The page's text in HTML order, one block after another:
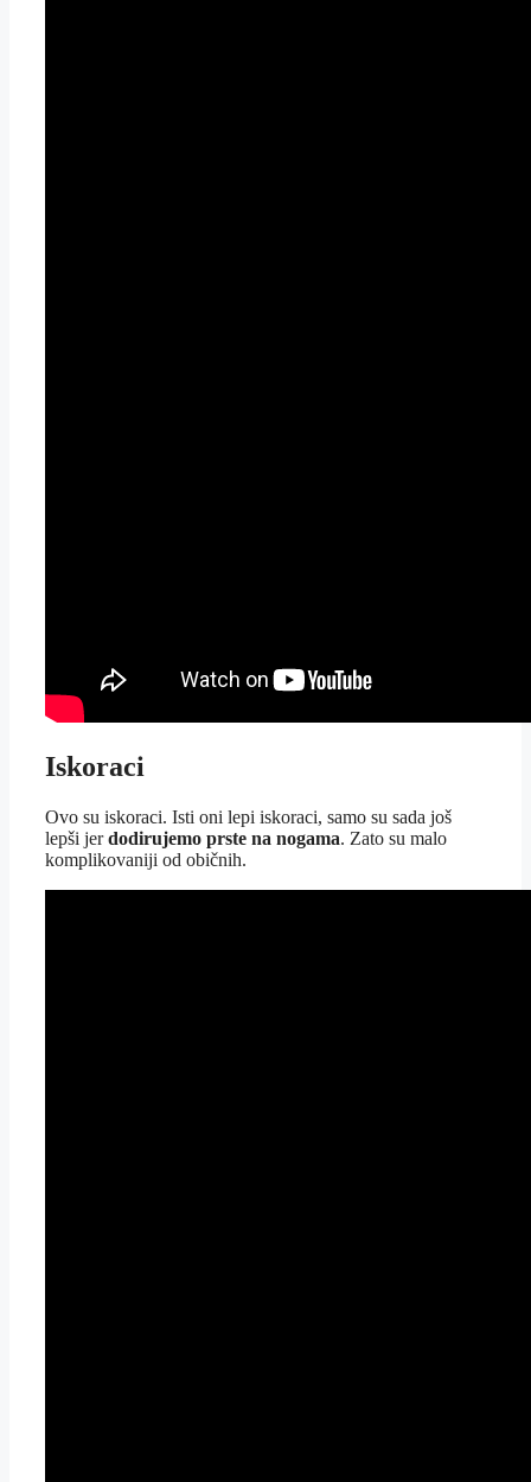
Iskoraci
Ovo su iskoraci. Isti oni lepi iskoraci, samo su sada još
lepši jerdodirujemo prste na nogama. Zato su malo
komplikovaniji od običnih.